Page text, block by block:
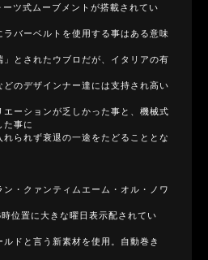
ツ式ムーブメントが搭載されてい
バーベルトを使用する事はある意味
とされたウブロだが、イタリアの有
どのデザインナー達には支持され高い
エーションが乏しかった事と、機械式
た事に
れられず衰退の一途をたどることとな
・クァンティムエーム・オル・ノワ
位置に大きな曜日表示配されてい
ルドと言う新素材を使用。自動巻き